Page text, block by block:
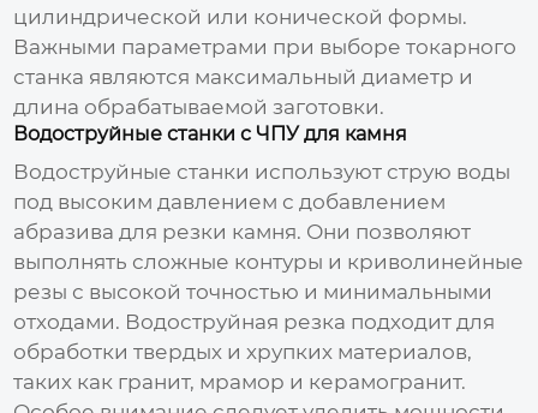
цилиндрической или конической формы.
Важными параметрами при выборе токарного
станка являются максимальный диаметр и
длина обрабатываемой заготовки.
Водоструйные станки с ЧПУ для камня
Водоструйные станки используют струю воды
под высоким давлением с добавлением
абразива для резки камня. Они позволяют
выполнять сложные контуры и криволинейные
резы с высокой точностью и минимальными
отходами. Водоструйная резка подходит для
обработки твердых и хрупких материалов,
таких как гранит, мрамор и керамогранит.